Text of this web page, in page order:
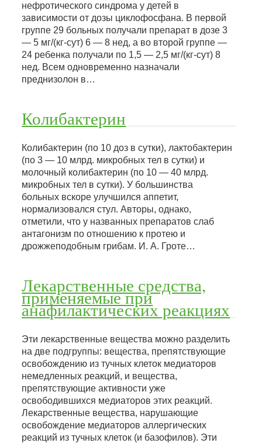
нефротического синдрома у детей в
зависимости от дозы циклофосфана. В первой
группе 29 больных получали препарат в дозе 3
— 5 мг/(кг-сут) 6 — 8 нед, а во второй группе —
24 ребенка получали по 1,5 — 2,5 мг/(кг-сут) 8
нед. Всем одновременно назначали
преднизолон в…
Колибактерин
Колибактерин (по 10 доз в сутки), лактобактерин
(по 3 — 10 млрд. микробных тел в сутки) и
молочный колибактерин (по 10 — 40 млрд.
микробных тел в сутки). У большинства
больных вскоре улучшился аппетит,
нормализовался стул. Авторы, однако,
отметили, что у названных препаратов слаб
антагонизм по отношению к протею и
дрожжеподобным грибам. И. А. Гроте…
Лекарственные средства,
применяемые при
анафилактических реакциях
Эти лекарственные вещества можно разделить
на две подгруппы: вещества, препятствующие
освобождению из тучных клеток медиаторов
немедленных реакций, и вещества,
препятствующие активности уже
освободившихся медиаторов этих реакций.
Лекарственные вещества, нарушающие
освобождение медиаторов аллергических
реакций из тучных клеток (и базофилов). Эти